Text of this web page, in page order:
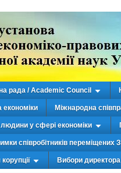
рада / Academic Council
економіки Міжнародна
людини у сфері економіки
співробітників
Вибори директора